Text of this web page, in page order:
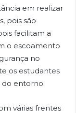
em realizar
pois são
facilitam a
o escoamento
no
os estudantes
do entorno.
várias frentes